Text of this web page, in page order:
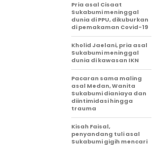
Pria asal Cisaat
Sukabumi meninggal
dunia di PPU, dikuburkan
di pemakaman Covid-19
Kholid Jaelani, pria asal
Sukabumi meninggal
dunia di kawasan IKN
Pacaran sama maling
asal Medan, Wanita
Sukabumi dianiaya dan
diintimidasi hingga
trauma
Kisah Faisal,
penyandang tuli asal
Sukabumi gigih mencari